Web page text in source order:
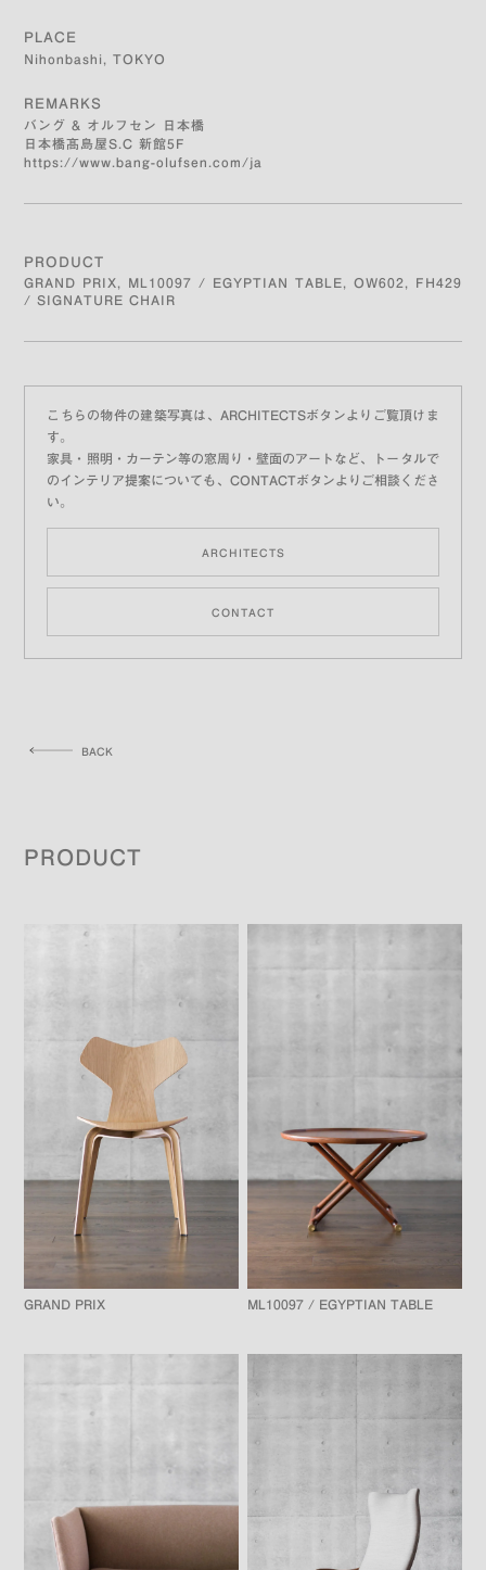
PLACE
Nihonbashi, TOKYO
REMARKS
バング & オルフセン 日本橋
日本橋髙島屋S.C 新館5F
https://www.bang-olufsen.com/ja
PRODUCT
GRAND PRIX, ML10097 / EGYPTIAN TABLE, OW602, FH429
/ SIGNATURE CHAIR
こちらの物件の建築写真は、ARCHITECTSボタンよりご覧頂けま
す。
家具・照明・カーテン等の窓周り・壁面のアートなど、
トータルで
のインテリア提案についても、CONTACTボタンよりご相談くださ
い。
ARCHITECTS
CONTACT
BACK
PRODUCT
GRAND PRIX ML10097 / EGYPTIAN TABLE